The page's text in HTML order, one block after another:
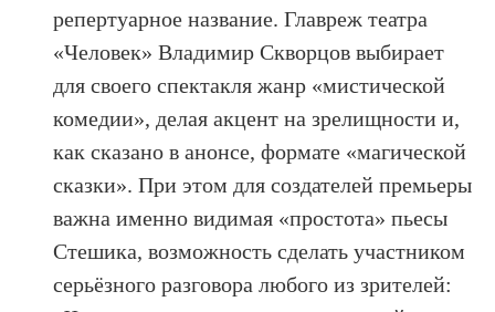
репертуарное название. Главреж театра
«Человек» Владимир Скворцов выбирает
для своего спектакля жанр «мистической
комедии», делая акцент на зрелищности и,
как сказано в анонсе, формате «магической
сказки». При этом для создателей премьеры
важна именно видимая «простота» пьесы
Стешика, возможность сделать участником
серьёзного разговора любого из зрителей: